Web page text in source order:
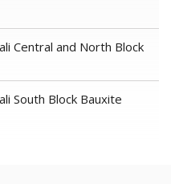
Central and North Block
South Block Bauxite